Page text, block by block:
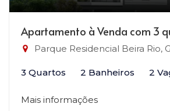
Apartamento à Venda com 3
Parque Residencial Beira Rio,
3 Quartos 2 Banheiros 2
Mais informações